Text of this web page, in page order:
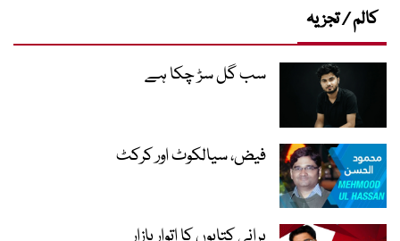
کالم / تجزیہ
سب گل سڑ چکا ہے
فیض، سیالکوٹ اور کرکٹ